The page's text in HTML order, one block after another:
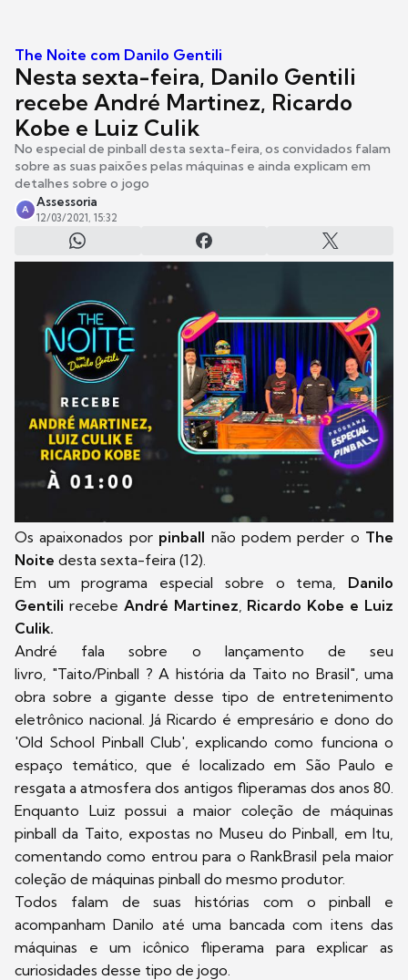
The Noite com Danilo Gentili
Nesta sexta-feira, Danilo Gentili
recebe André Martinez, Ricardo
Kobe e Luiz Culik
No especial de pinball desta sexta-feira, os convidados falam
sobre as suas paixões pelas máquinas e ainda explicam em
detalhes sobre o jogo
A
Assessoria
12/03/2021, 15:32
Os apaixonados por pinball não podem perder o The
Noite desta sexta-feira (12).
Em um programa especial sobre o tema, Danilo
Gentili recebe André Martinez, Ricardo Kobe e Luiz
Culik.
André fala sobre o lançamento de seu
livro, "Taito/Pinball ? A história da Taito no Brasil", uma
obra sobre a gigante desse tipo de entretenimento
eletrônico nacional. Já Ricardo é empresário e dono do
'Old School Pinball Club', explicando como funciona o
espaço temático, que é localizado em São Paulo e
resgata a atmosfera dos antigos fliperamas dos anos 80.
Enquanto Luiz possui a maior coleção de máquinas
pinball da Taito, expostas no Museu do Pinball, em Itu,
comentando como entrou para o RankBrasil pela maior
coleção de máquinas pinball do mesmo produtor.
Todos falam de suas histórias com o pinball e
acompanham Danilo até uma bancada com itens das
máquinas e um icônico fliperama para explicar as
curiosidades desse tipo de jogo.